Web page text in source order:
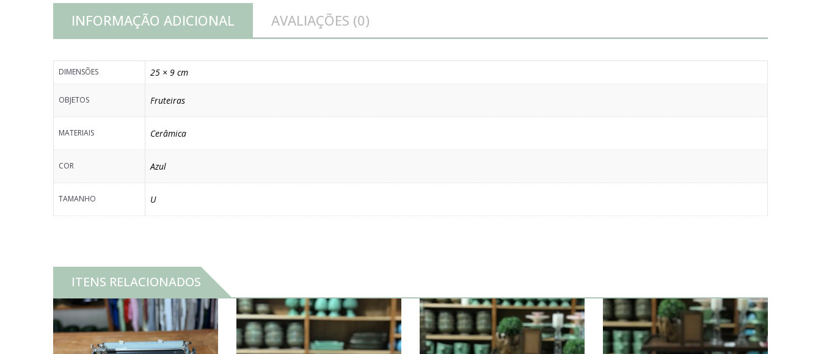
INFORMAÇÃO ADICIONAL AVALIAÇÕES (0)
DIMENSÕES 25 × 9 cm
OBJETOS Fruteiras
MATERIAIS Cerâmica
COR Azul
TAMANHO U
ITENS RELACIONADOS